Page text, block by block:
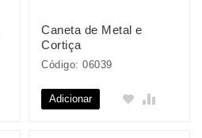
Caneta de Metal e
Cortiça
Código: 06039
Adicionar